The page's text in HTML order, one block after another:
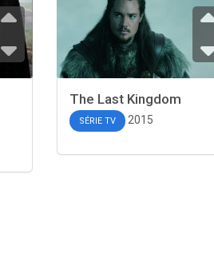
The Last Kingdom
SÉRIE TV 2015